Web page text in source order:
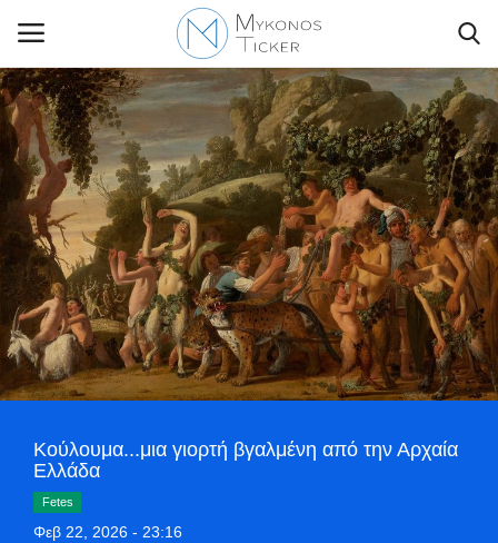
Contact Us
Politique
Business
Travel
World
Greece
Style Adorés
Κούλουμα...μια γιορτή βγαλμένη από την Αρχαία
Ελλάδα
Fetes
Φεβ 22, 2026 - 23:16